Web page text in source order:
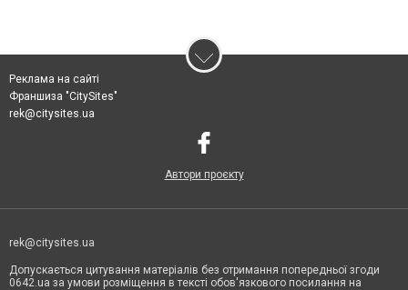
Реклама на сайті
Франшиза "CitySites"
rek@citysites.ua
Автори проєкту
rek@citysites.ua
Допускається цитування матеріалів без отримання попередньої згоди
0642.ua за умови розміщення в тексті обов'язкового посилання на